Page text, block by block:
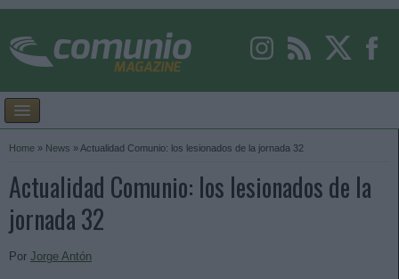
Home » News » Actualidad Comunio: los lesionados de la jornada 32
Actualidad Comunio: los lesionados de la
jornada 32
Por Jorge Antón